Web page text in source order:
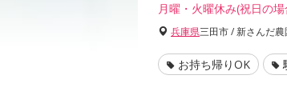
月曜・火曜休み(祝日の
兵庫県三田市 / 新さんだ農
お持ち帰りOK